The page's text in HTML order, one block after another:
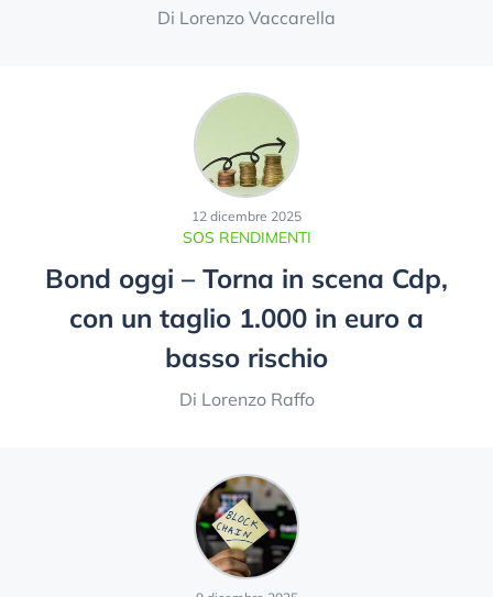
Di Lorenzo Vaccarella
SOS RENDIMENTI
12 dicembre 2025
Bond oggi – Torna in scena Cdp,
con un taglio 1.000 in euro a
basso rischio
Di Lorenzo Raffo